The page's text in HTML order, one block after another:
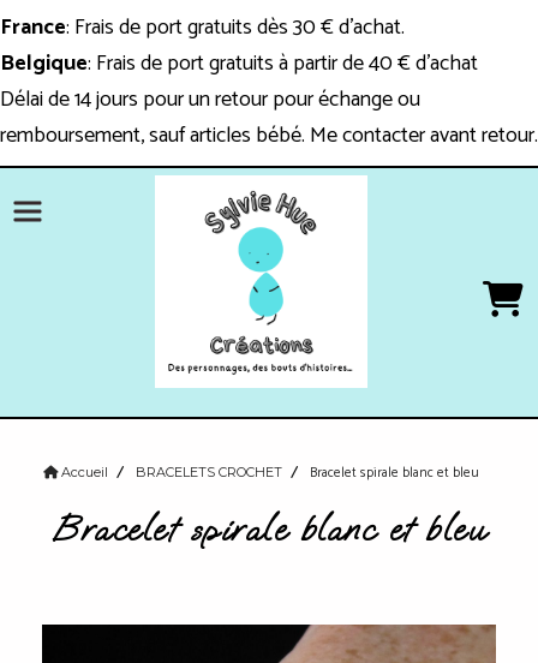
France: Frais de port gratuits dès 30 € d'achat.
Belgique: Frais de port gratuits à partir de 40 € d'achat
Délai de 14 jours pour un retour pour échange ou
remboursement, sauf articles bébé. Me contacter avant retour.
Accueil BRACELETS CROCHET Bracelet spirale blanc et bleu
Bracelet spirale blanc et bleu